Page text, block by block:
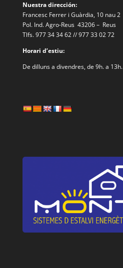
Nuestra dirección:
Francesc Ferrer i Guàrdia, 10 nau 2
Pol. Ind. Agro-Reus 43206 – Reus
Tlfs. 977 34 34 62 // 977 33 02 72
Horari d’estiu:
De dilluns a divendres, de 9h. a 13h.